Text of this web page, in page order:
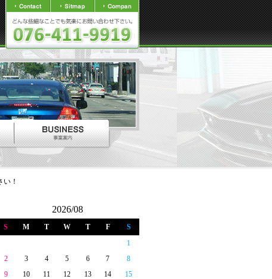
！
2026/08
S M T W T F S
1
2
3 4 5 6 7
8
9
10 11 12 13 14
15